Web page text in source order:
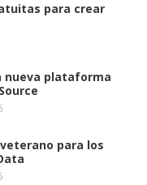
para crear
nueva plataforma
para los